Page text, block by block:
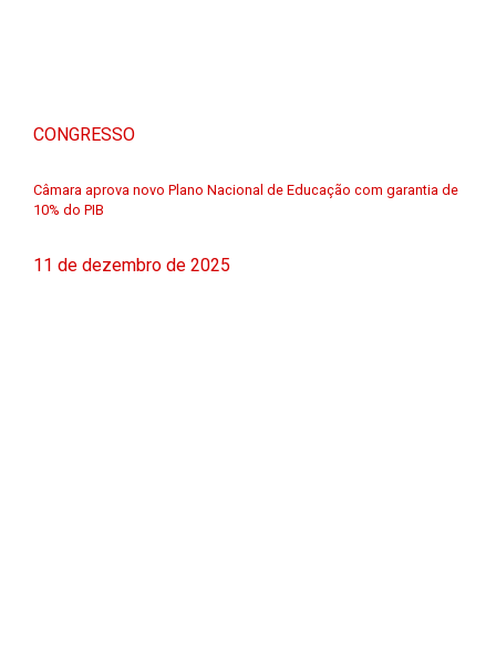
CONGRESSO
Câmara aprova novo Plano Nacional de Educação com garantia de
10% do PIB
11 de dezembro de 2025